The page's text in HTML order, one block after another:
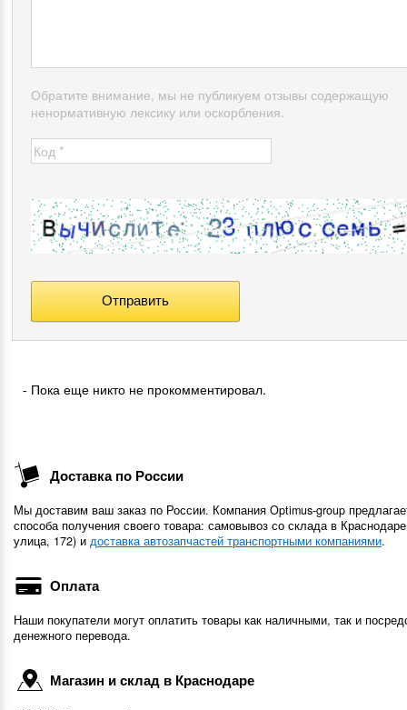
Обратите внимание, мы не публикуем отзывы содержащую
ненормативную лексику или оскорбления.
- Пока еще никто не прокомментировал.
Доставка по России
Мы доставим ваш заказ по России. Компания Optimus-group
способа получения своего товара: самовывоз со склада в
улица, 172) и доставка автозапчастей транспортными компаниями.
Оплата
Наши покупатели могут оплатить товары как наличными, так и
денежного перевода.
Магазин и склад в Краснодаре